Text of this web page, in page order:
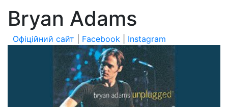
Bryan Adams
Офіційний сайт Facebook Instagram